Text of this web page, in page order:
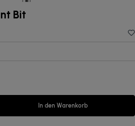
Bit
ein oder benutze die Schaltflächen um die Anzahl zu erhöhen oder
In den Warenkorb